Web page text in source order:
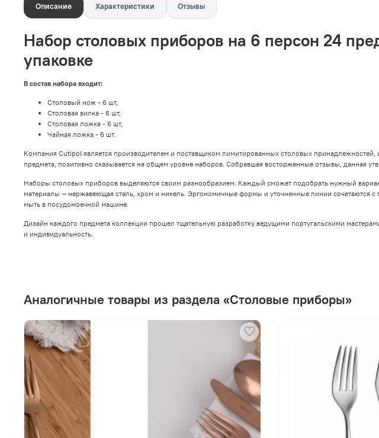
Описание Характеристики Отзывы
Набор столовых приборов на 6 персон 24
упаковке
В состав набора входит:
Столовый нож - 6 шт,
Столовая вилка - 6 шт,
Столовая ложка - 6 шт,
Чайная ложка - 6 шт.
Компания Cutipol является производителем и поставщиком лимитированных столовых
предмета, позитивно сказывается на общем уровне наборов. Собравшая восторженные отзывы, данная
Наборы столовых приборов выделяются своим разнообразием. Каждый сможет подобрать нужный
материалы — нержавеющая сталь, хром и никель. Эргономичные формы и уточненные линии сочетаются
мыть в посудомоечной машине.
Дизайн каждого предмета коллекции прошел тщательную разработку ведущими португальскими
и индивидуальность.
Аналогичные товары из раздела «Столовые приборы»